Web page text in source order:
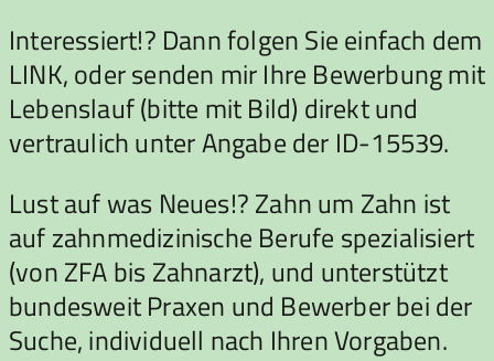
Interessiert!? Dann folgen Sie einfach dem
LINK, oder senden mir Ihre Bewerbung mit
Lebenslauf (bitte mit Bild) direkt und
vertraulich unter Angabe der ID-15539.
Lust auf was Neues!? Zahn um Zahn ist
auf zahnmedizinische Berufe spezialisiert
(von ZFA bis Zahnarzt), und unterstützt
bundesweit Praxen und Bewerber bei der
Suche, individuell nach Ihren Vorgaben.